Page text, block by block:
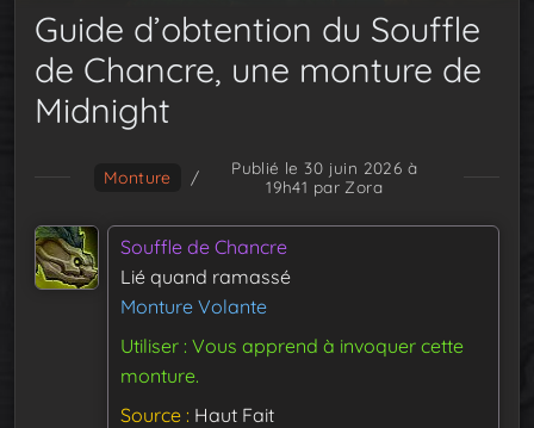
Guide d’obtention du Souffle
de Chancre, une monture de
Midnight
Monture /
Publié le 30 juin 2026 à
19h41 par Zora
Souffle de Chancre
Lié quand ramassé
Monture Volante
Utiliser : Vous apprend à invoquer cette
monture.
Source Haut Fait